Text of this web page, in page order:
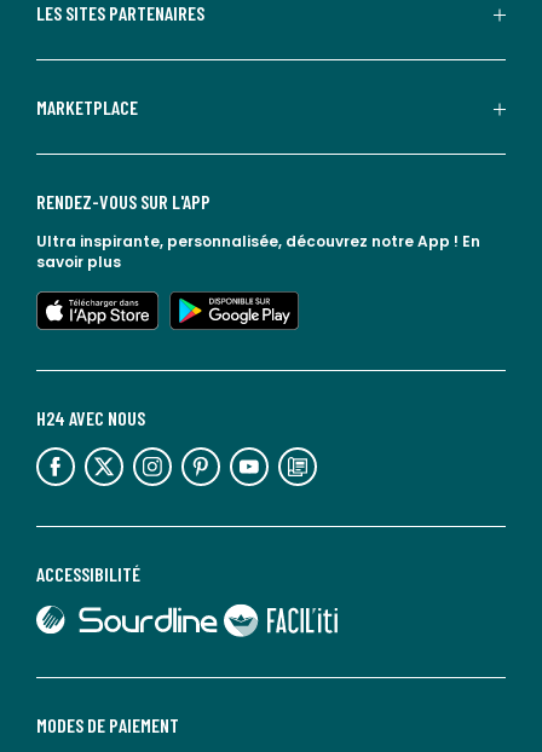
LES SITES PARTENAIRES
MARKETPLACE
MODES DE PAIEMENT
ACCESSIBILITÉ
lien vers Sourdline
lien vers Faciliti
H24 AVEC NOUS
lien vers l'espace réseaux sociaux lien vers l'espace réseaux sociaux lien vers l'espace réseaux sociaux lien vers l'espace réseaux sociaux lien vers l'espace réseaux sociaux lien vers le blog la redoute
RENDEZ-VOUS SUR L'APP
Ultra inspirante, personnalisée, découvrez notre App ! En
savoir plus
lien vers l'app store
lien vers google play